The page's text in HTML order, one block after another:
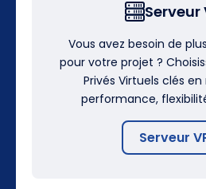
Serveur
Vous avez besoin de
pour votre projet ?
Privés Virtuels clés
performance,
Serveur